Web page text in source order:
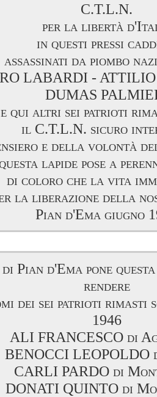
C.T.L.N.
per la libertà
in questi pressi
assassinati da piombo
LABARDI -
DUMAS
e qui altri sei patrioti
il C.T.L.N. sicuro
e della volontà
lapide pose a
di coloro che la vita
la liberazione della
Pian d'Ema giugno
Pian d'Ema pone
rendere
dei sei patrioti rimasti
1946
ALI FRANCESCO di
BENOCCI
CARLI PARDO di
DONATI QUINTO di